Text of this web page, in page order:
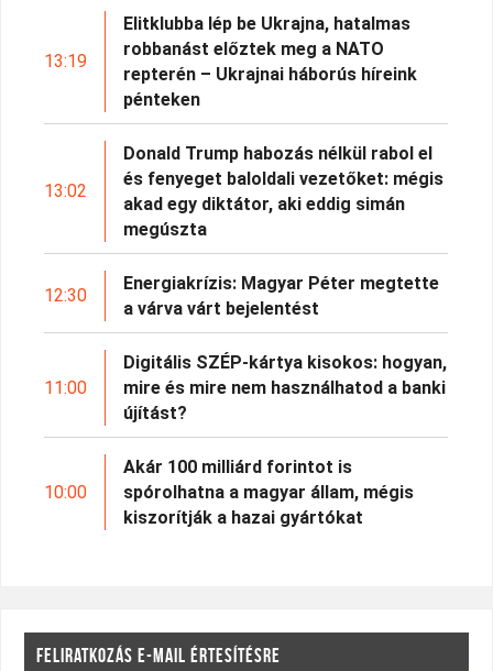
13:19
Elitklubba lép be Ukrajna, hatalmas
robbanást előztek meg a NATO
repterén – Ukrajnai háborús híreink
pénteken
13:02
Donald Trump habozás nélkül rabol el
és fenyeget baloldali vezetőket: mégis
akad egy diktátor, aki eddig simán
megúszta
12:30
Energiakrízis: Magyar Péter megtette
a várva várt bejelentést
11:00
Digitális SZÉP-kártya kisokos: hogyan,
mire és mire nem használhatod a banki
újítást?
10:00
Akár 100 milliárd forintot is
spórolhatna a magyar állam, mégis
kiszorítják a hazai gyártókat
FELIRATKOZÁS E-MAIL ÉRTESÍTÉSRE